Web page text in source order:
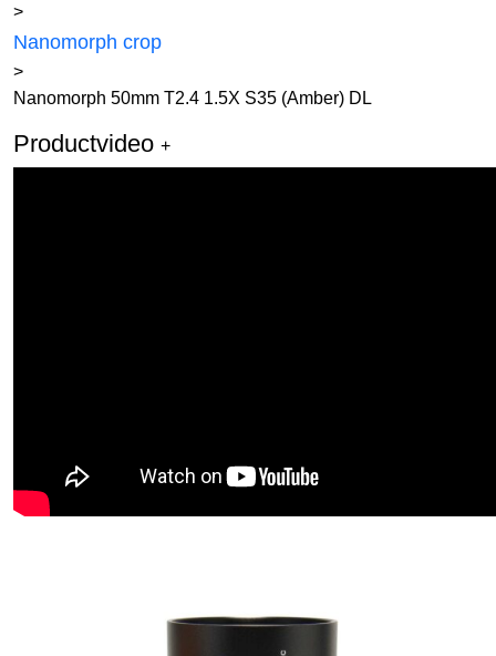
>
Nanomorph crop
>
Nanomorph 50mm T2.4 1.5X S35 (Amber) DL
Productvideo +